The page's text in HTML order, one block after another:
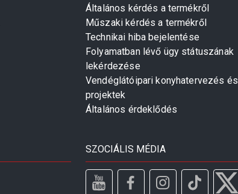
Általános kérdés a termékről
Műszaki kérdés a termékről
Technikai hiba bejelentése
Folyamatban lévő ügy státuszának
lekérdezése
Vendéglátóipari konyhatervezés és
projektek
Általános érdeklődés
SZOCIÁLIS MÉDIA